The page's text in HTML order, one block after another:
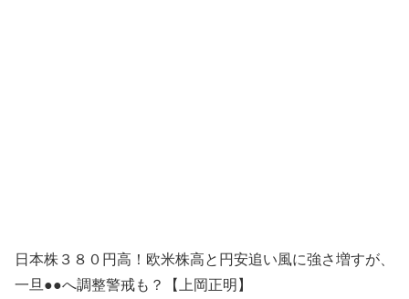
日本株３８０円高！欧米株高と円安追い風に強さ増すが、
一旦●●へ調整警戒も？【上岡正明】